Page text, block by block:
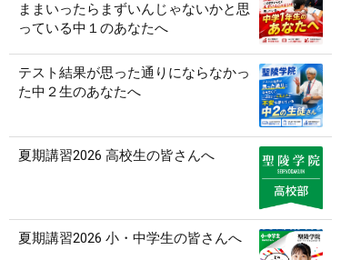
ままいったらまずいんじゃないかと思
っている中１のあなたへ
テスト結果が思った通りにならなかっ
た中２生のあなたへ
夏期講習2026 高校生の皆さんへ
夏期講習2026 小・中学生の皆さんへ